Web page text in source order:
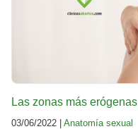
Las zonas más erógenas
03/06/2022 | Anatomía sexual